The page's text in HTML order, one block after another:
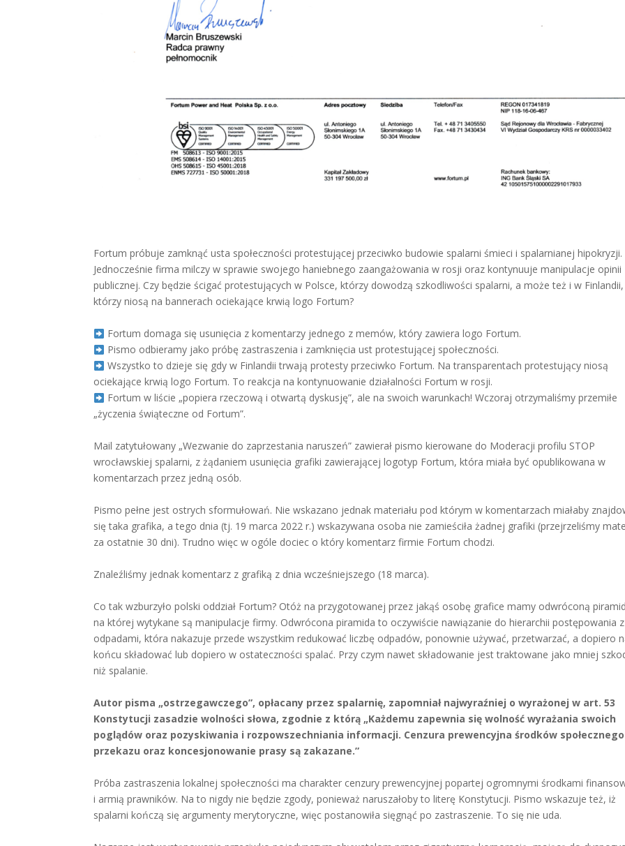
Fortum próbuje zamknąć usta społeczności protestującej przeciwko budowie spalarni śmieci i spalarnianej hipokryzji.
Jednocześnie firma milczy w sprawie swojego haniebnego zaangażowania w rosji oraz kontynuuje manipulacje opinii
publicznej. Czy będzie ścigać protestujących w Polsce, którzy dowodzą szkodliwości spalarni, a może też i w Finlandii,
którzy niosą na bannerach ociekające krwią logo Fortum?
Fortum domaga się usunięcia z komentarzy jednego z memów, który zawiera logo Fortum.
Pismo odbieramy jako próbę zastraszenia i zamknięcia ust protestującej społeczności.
Wszystko to dzieje się gdy w Finlandii trwają protesty przeciwko Fortum. Na transparentach protestujący niosą
ociekające krwią logo Fortum. To reakcja na kontynuowanie działalności Fortum w rosji.
Fortum w liście „popiera rzeczową i otwartą dyskusję”, ale na swoich warunkach! Wczoraj otrzymaliśmy przemiłe
„życzenia świąteczne od Fortum”.
Mail zatytułowany „Wezwanie do zaprzestania naruszeń” zawierał pismo kierowane do Moderacji profilu STOP
wrocławskiej spalarni, z żądaniem usunięcia grafiki zawierającej logotyp Fortum, która miała być opublikowana w
komentarzach przez jedną osób.
Pismo pełne jest ostrych sformułowań. Nie wskazano jednak materiału pod którym w komentarzach miałaby
się taka grafika, a tego dnia (tj. 19 marca 2022 r.) wskazywana osoba nie zamieściła żadnej grafiki (przejrzeliśmy
za ostatnie 30 dni). Trudno więc w ogóle dociec o który komentarz firmie Fortum chodzi.
Znaleźliśmy jednak komentarz z grafiką z dnia wcześniejszego (18 marca).
Co tak wzburzyło polski oddział Fortum? Otóż na przygotowanej przez jakąś osobę grafice mamy odwróconą
na której wytykane są manipulacje firmy. Odwrócona piramida to oczywiście nawiązanie do hierarchii postępowania z
odpadami, która nakazuje przede wszystkim redukować liczbę odpadów, ponownie używać, przetwarzać, a dopiero
końcu składować lub dopiero w ostateczności spalać. Przy czym nawet składowanie jest traktowane jako mniej
niż spalanie.
Autor pisma „ostrzegawczego”, opłacany przez spalarnię, zapomniał najwyraźniej o wyrażonej w art. 53
Konstytucji zasadzie wolności słowa, zgodnie z którą „Każdemu zapewnia się wolność wyrażania swoich
poglądów oraz pozyskiwania i rozpowszechniania informacji. Cenzura prewencyjna środków społecznego
przekazu oraz koncesjonowanie prasy są zakazane.”
Próba zastraszenia lokalnej społeczności ma charakter cenzury prewencyjnej popartej ogromnymi środkami
i armią prawników. Na to nigdy nie będzie zgody, ponieważ naruszałoby to literę Konstytucji. Pismo wskazuje też, iż
spalarni kończą się argumenty merytoryczne, więc postanowiła sięgnąć po zastraszenie. To się nie uda.